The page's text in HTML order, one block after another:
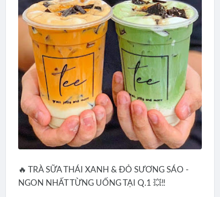
🔥 TRÀ SỮA THÁI XANH & ĐỎ SƯƠNG SÁO -
NGON NHẤT TỪNG UỐNG TẠI Q.1 💥‼️